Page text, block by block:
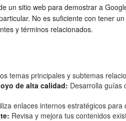
un sitio web para demostrar a
No es suficiente con tener
y términos relacionados.
temas principales y subtemas
de alta calidad: Desarrolla guías
enlaces internos estratégicos
Revisa y mejora tus contenidos